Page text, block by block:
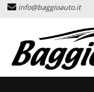
AZIENDA
LISTA VEICOLI
info@baggioauto.it